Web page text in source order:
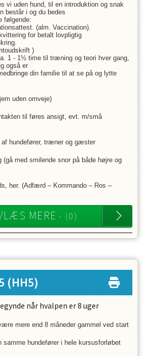
vi uden hund, til en introduktion og snak
består i og du bedes
følgende:
(alm. Vaccination).
for betalt lovpligtig
)
1 - 1½ time til træning og teori hver gang,
også er
din familie til at se på og lytte
uden omveje)
til føres ansigt, evt. m/små
af hundefører, træner og gæster
med smilende snor på både højre og
her. (Adfærd – Kommando – Ros –
MERE - (0)
(HH5)
når hvalpen er 8 uger
mere end 8 måneder gammel ved start
samme hundefører i hele kursusforløbet